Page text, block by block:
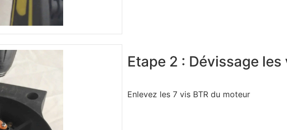
Etape 2 : Dévissage les
Enlevez les 7 vis BTR du moteur